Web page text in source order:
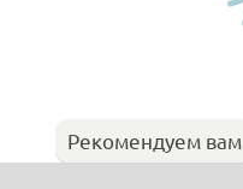
Рекомендуем вам